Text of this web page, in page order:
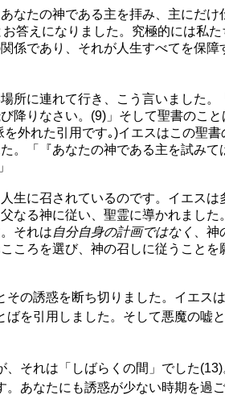
なたの神である主を拝み、主にだけ
お答えになりました。究極的には私た
係であり、それが人生すべてを保障
所に連れて行き、こう言いました。
降りなさい。(9)」そして聖書のこと
外れた引用です｡)イエスはこの聖書
。「『あなたの神である主を試みて
生に召されているのです。イエスは
なる神に従い、聖霊に導かれました
それは自分自身の計画ではなく
、
ころを選び、神の召しに従うことを
の誘惑を断ち切りました。イエス
を引用しました。そして悪魔の嘘
、それは「しばらくの間」でした
あなたにも誘惑が少ない時期を過